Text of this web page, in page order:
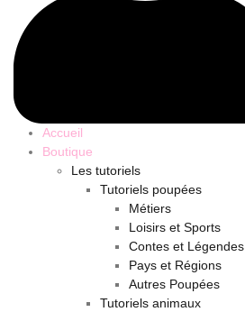
Accueil
Boutique
Les tutoriels
Tutoriels poupées
Métiers
Loisirs et Sports
Contes et Légendes
Pays et Régions
Autres Poupées
Tutoriels animaux